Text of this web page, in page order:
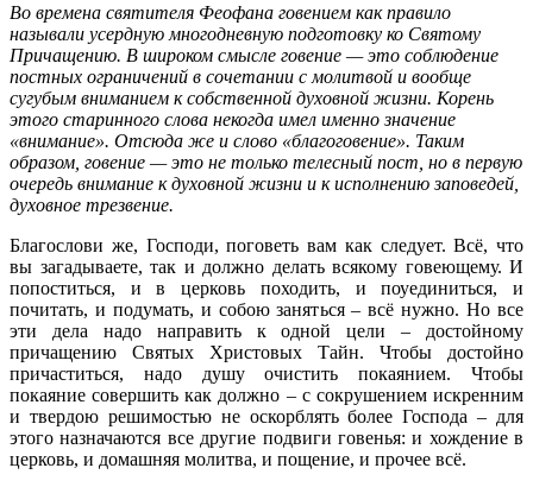
Во времена святителя Феофана говением как правило
называли усердную многодневную подготовку ко Святому
Причащению. В широком смысле говение — это соблюдение
постных ограничений в сочетании с молитвой и вообще
сугубым вниманием к собственной духовной жизни. Корень
этого старинного слова некогда имел именно значение
«внимание». Отсюда же и слово «благоговение». Таким
образом, говение — это не только телесный пост, но в первую
очередь внимание к духовной жизни и к исполнению заповедей,
духовное трезвение.
Благослови же, Господи, поговеть вам как следует. Всё, что
вы загадываете, так и должно делать всякому говеющему. И
попоститься, и в церковь походить, и поуединиться, и
почитать, и подумать, и собою заняться – всё нужно. Но все
эти дела надо направить к одной цели – достойному
причащению Святых Христовых Тайн. Чтобы достойно
причаститься, надо душу очистить покаянием. Чтобы
покаяние совершить как должно – с сокрушением искренним
и твердою решимостью не оскорблять более Господа – для
этого назначаются все другие подвиги говенья: и хождение в
церковь, и домашняя молитва, и пощение, и прочее всё.